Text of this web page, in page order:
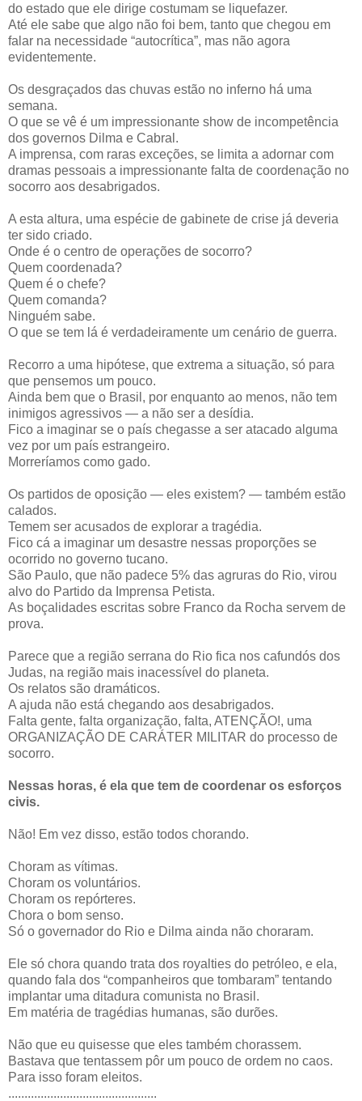
do estado que ele dirige costumam se liquefazer.
Até ele sabe que algo não foi bem, tanto que chegou em
falar na necessidade “autocrítica”, mas não agora
evidentemente.
Os desgraçados das chuvas estão no inferno há uma
semana.
O que se vê é um impressionante show de incompetência
dos governos Dilma e Cabral.
A imprensa, com raras exceções, se limita a adornar com
dramas pessoais a impressionante falta de coordenação no
socorro aos desabrigados.
A esta altura, uma espécie de gabinete de crise já deveria
ter sido criado.
Onde é o centro de operações de socorro?
Quem coordenada?
Quem é o chefe?
Quem comanda?
Ninguém sabe.
O que se tem lá é verdadeiramente um cenário de guerra.
Recorro a uma hipótese, que extrema a situação, só para
que pensemos um pouco.
Ainda bem que o Brasil, por enquanto ao menos, não tem
inimigos agressivos — a não ser a desídia.
Fico a imaginar se o país chegasse a ser atacado alguma
vez por um país estrangeiro.
Morreríamos como gado.
Os partidos de oposição — eles existem? — também estão
calados.
Temem ser acusados de explorar a tragédia.
Fico cá a imaginar um desastre nessas proporções se
ocorrido no governo tucano.
São Paulo, que não padece 5% das agruras do Rio, virou
alvo do Partido da Imprensa Petista.
As boçalidades escritas sobre Franco da Rocha servem de
prova.
Parece que a região serrana do Rio fica nos cafundós dos
Judas, na região mais inacessível do planeta.
Os relatos são dramáticos.
A ajuda não está chegando aos desabrigados.
Falta gente, falta organização, falta, ATENÇÃO!, uma
ORGANIZAÇÃO DE CARÁTER MILITAR do processo de
socorro.
Nessas horas, é ela que tem de coordenar os esforços
civis.
Não! Em vez disso, estão todos chorando.
Choram as vítimas.
Choram os voluntários.
Choram os repórteres.
Chora o bom senso.
Só o governador do Rio e Dilma ainda não choraram.
Ele só chora quando trata dos royalties do petróleo, e ela,
quando fala dos “companheiros que tombaram” tentando
implantar uma ditadura comunista no Brasil.
Em matéria de tragédias humanas, são durões.
Não que eu quisesse que eles também chorassem.
Bastava que tentassem pôr um pouco de ordem no caos.
Para isso foram eleitos.
..............................................